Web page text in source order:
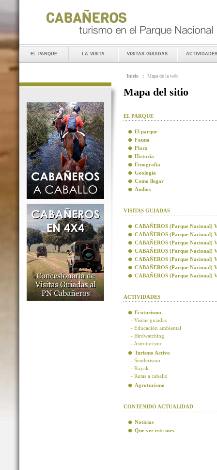
el parque la visita visitas guiadas actividades
Inicio :: Mapa de la web
Mapa del sitio
EL PARQUE
El parque
Fauna
Flora
Historia
Etnografía
Geología
Como llegar
Audios
VISITAS GUIADAS
CABAÑEROS (Parque Nacional)
CABAÑEROS (Parque Nacional)
CABAÑEROS (Parque Nacional)
CABAÑEROS (Parque Nacional)
CABAÑEROS (Parque Nacional)
CABAÑEROS (Parque Nacional)
CABAÑEROS (Parque Nacional)
ACTIVIDADES
Ecoturismo
- Visitas guiadas
- Educación ambiental
- Birdwatching
- Astroturismo
Turismo Activo
- Senderismo
- Kayak
- Rutas a caballo
Agroturismo
CONTENIDO ACTUALIDAD
Noticias
Que ver este mes